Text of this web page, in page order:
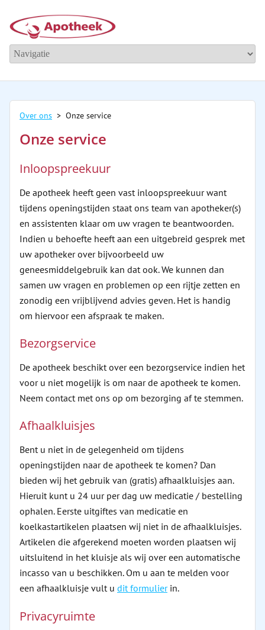
Over ons > Onze service
Onze service
Inloopspreekuur
De apotheek heeft geen vast inloopspreekuur want
tijdens openingstijden staat ons team van apotheker(s)
en assistenten klaar om uw vragen te beantwoorden.
Indien u behoefte heeft aan een uitgebreid gesprek met
uw apotheker over bijvoorbeeld uw
geneesmiddelgebruik kan dat ook. We kunnen dan
samen uw vragen en problemen op een rijtje zetten en
zonodig een vrijblijvend advies geven. Het is handig
om hiervoor een afspraak te maken.
Bezorgservice
De apotheek beschikt over een bezorgservice indien het
voor u niet mogelijk is om naar de apotheek te komen.
Neem contact met ons op om bezorging af te stemmen.
Afhaalkluisjes
Bent u niet in de gelegenheid om tijdens
openingstijden naar de apotheek te komen? Dan
bieden wij het gebruik van (gratis) afhaalkluisjes aan.
Hieruit kunt u 24 uur per dag uw medicatie / bestelling
ophalen. Eerste uitgiftes van medicatie en
koelkastartikelen plaatsen wij niet in de afhaalkluisjes.
Artikelen die afgerekend moeten worden plaatsen wij
uitsluitend in het kluisje als wij over een automatische
incasso van u beschikken. Om u aan te melden voor
een afhaalkluisje vult u dit formulierin.
Privacyruimte